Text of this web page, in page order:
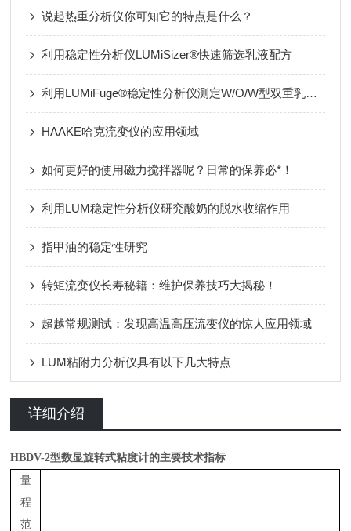
说起热重分析仪你可知它的特点是什么？
利用稳定性分析仪LUMiSizer®快速筛选乳液配方
利用LUMiFuge®稳定性分析仪测定W/O/W型双重乳液的产率
HAAKE哈克流变仪的应用领域
如何更好的使用磁力搅拌器呢？日常的保养必*！
利用LUM稳定性分析仪研究酸奶的脱水收缩作用
指甲油的稳定性研究
转矩流变仪长寿秘籍：维护保养技巧大揭秘！
超越常规测试：发现高温高压流变仪的惊人应用领域
LUM粘附力分析仪具有以下几大特点
详细介绍
HBDV-2型数显旋转式粘度计的主要技术指标
量
程
范